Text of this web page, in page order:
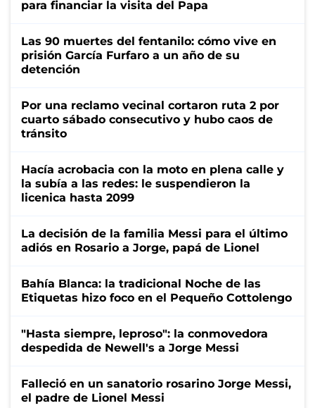
para financiar la visita del Papa
Las 90 muertes del fentanilo: cómo vive en
prisión García Furfaro a un año de su
detención
Por una reclamo vecinal cortaron ruta 2 por
cuarto sábado consecutivo y hubo caos de
tránsito
Hacía acrobacia con la moto en plena calle y
la subía a las redes: le suspendieron la
licenica hasta 2099
La decisión de la familia Messi para el último
adiós en Rosario a Jorge, papá de Lionel
Bahía Blanca: la tradicional Noche de las
Etiquetas hizo foco en el Pequeño Cottolengo
"Hasta siempre, leproso": la conmovedora
despedida de Newell's a Jorge Messi
Falleció en un sanatorio rosarino Jorge Messi,
el padre de Lionel Messi